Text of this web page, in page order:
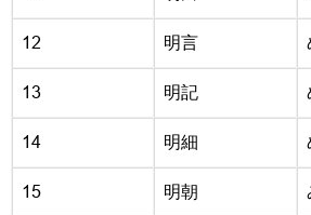
12 明言
13 明記
14 明細
15 明朝